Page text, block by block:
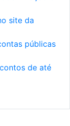
site da
públicas
de até